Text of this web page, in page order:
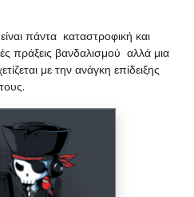
πάντα καταστροφική και
πράξεις βανδαλισμού αλλά μια
με την ανάγκη επίδειξης